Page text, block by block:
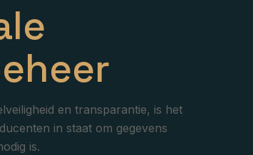
en transparantie, is het
in staat om gegevens
is.